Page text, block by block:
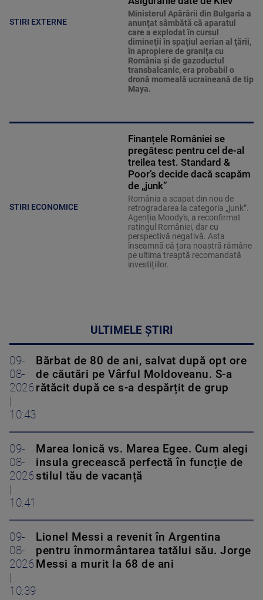
STIRI EXTERNE
Ministerul Apărării din Bulgaria a
anunţat sâmbătă că aparatul
care a explodat în cursul
dimineţii în spaţiul aerian al ţării,
în apropiere de graniţa cu
România şi de gazoductul
transbalcanic, era probabil o
dronă momeală ucraineană de tip
Maya.
STIRI ECONOMICE
Finanțele României se
pregătesc pentru cel de-al
treilea test. Standard &
Poor’s decide dacă scapăm
de „junk”
România a scapat din nou de
retrogradarea la categoria „junk”.
Agenția Moody's, a reconfirmat
ratingul României, dar cu
perspectivă negativă. Asta
înseamnă că țara noastră rămâne
pe ultima treaptă recomandată
investițiilor.
ULTIMELE ȘTIRI
09-
08-
2026
10:43
Bărbat de 80 de ani, salvat după opt ore
de căutări pe Vârful Moldoveanu. S-a
rătăcit după ce s-a despărțit de grup
09-
08-
2026
10:41
Marea Ionică vs. Marea Egee. Cum alegi
insula grecească perfectă în funcție de
stilul tău de vacanță
09-
08-
2026
10:39
Lionel Messi a revenit în Argentina
pentru înmormântarea tatălui său. Jorge
Messi a murit la 68 de ani